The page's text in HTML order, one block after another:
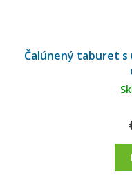
Čalúnený taburet s